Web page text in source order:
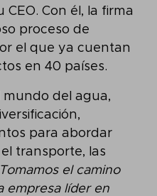
CEO. Con él, la firma
proceso de
el que ya cuentan
en 40 países.
mundo del agua,
para abordar
transporte, las
el camino
empresa líder en